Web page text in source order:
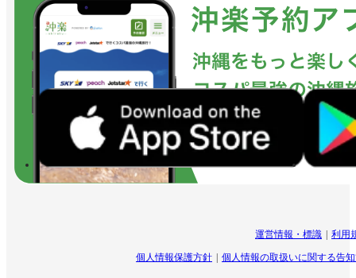
運営情報・標識 利用
個人情報保護方針 個人情報の取扱いに関する告